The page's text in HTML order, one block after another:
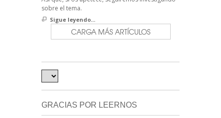
sobre el tema.
Sigue leyendo...
CARGA MÁS ARTÍCULOS
GRACIAS POR LEERNOS